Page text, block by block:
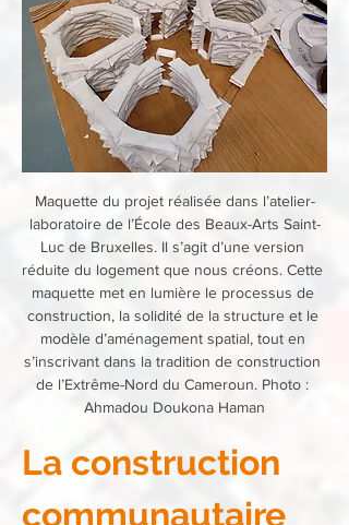
Maquette du projet réalisée dans l’atelier-
laboratoire de l’École des Beaux-Arts Saint-
Luc de Bruxelles. Il s’agit d’une version
réduite du logement que nous créons. Cette
maquette met en lumière le processus de
construction, la solidité de la structure et le
modèle d’aménagement spatial, tout en
s’inscrivant dans la tradition de construction
de l’Extrême-Nord du Cameroun. Photo :
Ahmadou Doukona Haman
La construction
communautaire